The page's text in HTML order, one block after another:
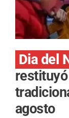
Dia del
agosto